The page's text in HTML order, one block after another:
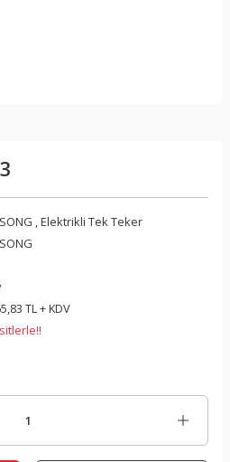
,Elektrikli Tek Teker
TL + KDV